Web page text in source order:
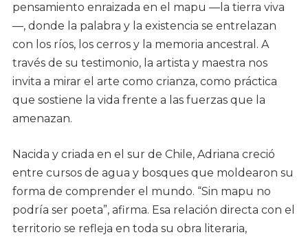
pensamiento enraizada en el mapu —la tierra viva
—, donde la palabra y la existencia se entrelazan
con los ríos, los cerros y la memoria ancestral. A
través de su testimonio, la artista y maestra nos
invita a mirar el arte como crianza, como práctica
que sostiene la vida frente a las fuerzas que la
amenazan.
Nacida y criada en el sur de Chile, Adriana creció
entre cursos de agua y bosques que moldearon su
forma de comprender el mundo. “Sin mapu no
podría ser poeta”, afirma. Esa relación directa con el
territorio se refleja en toda su obra literaria,